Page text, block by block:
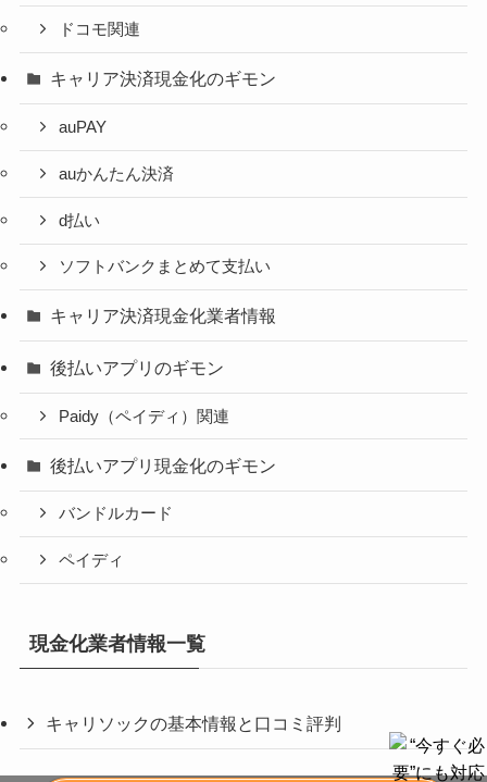
ドコモ関連
キャリア決済現金化のギモン
auPAY
auかんたん決済
d払い
ソフトバンクまとめて支払い
キャリア決済現金化業者情報
後払いアプリのギモン
Paidy（ペイディ）関連
後払いアプリ現金化のギモン
バンドルカード
ペイディ
現金化業者情報一覧
キャリソックの基本情報と口コミ評判